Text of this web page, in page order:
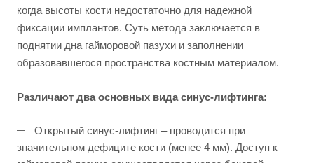
когда высоты кости недостаточно для надежной
фиксации имплантов. Суть метода заключается в
поднятии дна гайморовой пазухи и заполнении
образовавшегося пространства костным материалом.
Различают два основных вида синус-лифтинга:
Открытый синус-лифтинг – проводится при
значительном дефиците кости (менее 4 мм). Доступ к